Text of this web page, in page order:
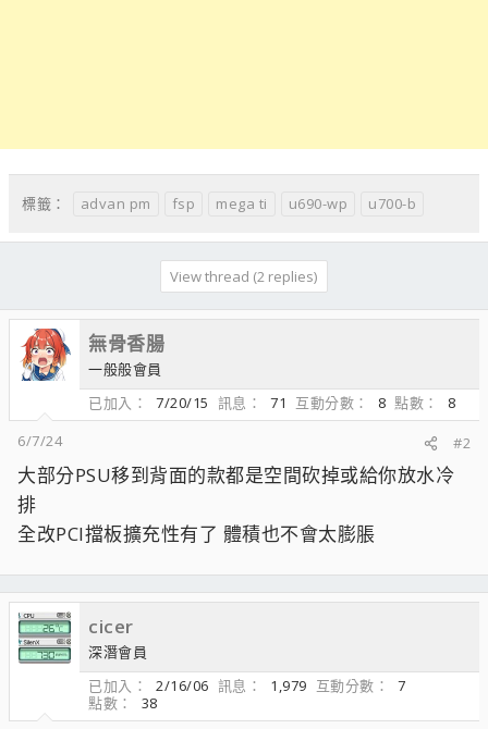
標籤： advan pm fsp mega ti u690-wp u700-b
View thread (2 replies)
無骨香腸
一般般會員
已加入
7/20/15 訊息 71 互動分數 8 點數
8
6/7/24
#2
大部分PSU移到背面的款都是空間砍掉或給你放水冷
排
全改PCI擋板擴充性有了 體積也不會太膨脹
cicer
深潛會員
已加入
2/16/06 訊息 1,979 互動分數
7
點數
38